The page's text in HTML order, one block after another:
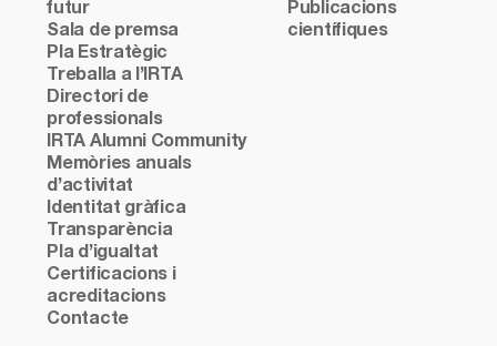
futur
Sala de premsa
Pla Estratègic
Treballa a l’IRTA
Directori de
professionals
IRTA Alumni Community
Memòries anuals
d’activitat
Identitat gràfica
Transparència
Pla d’igualtat
Certificacions i
acreditacions
Contacte
Publicacions
científiques